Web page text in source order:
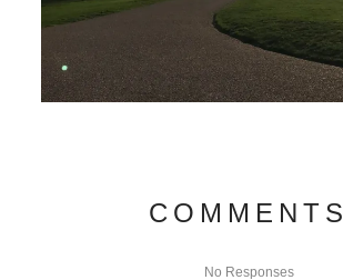
COMMENTS
No Responses